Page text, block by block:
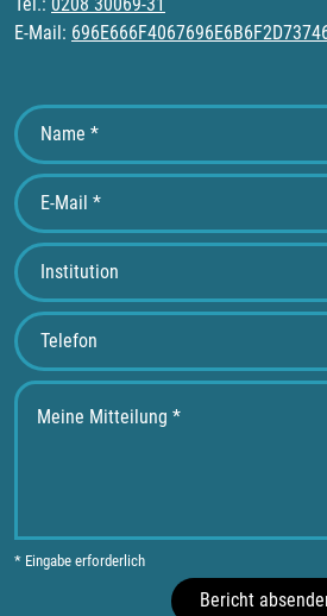
E-Mail:
* Eingabe erforderlich
Bericht